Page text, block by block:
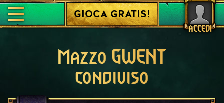
ACCEDI
GIOCA GRATIS!
Mazzo GWENT
condiviso